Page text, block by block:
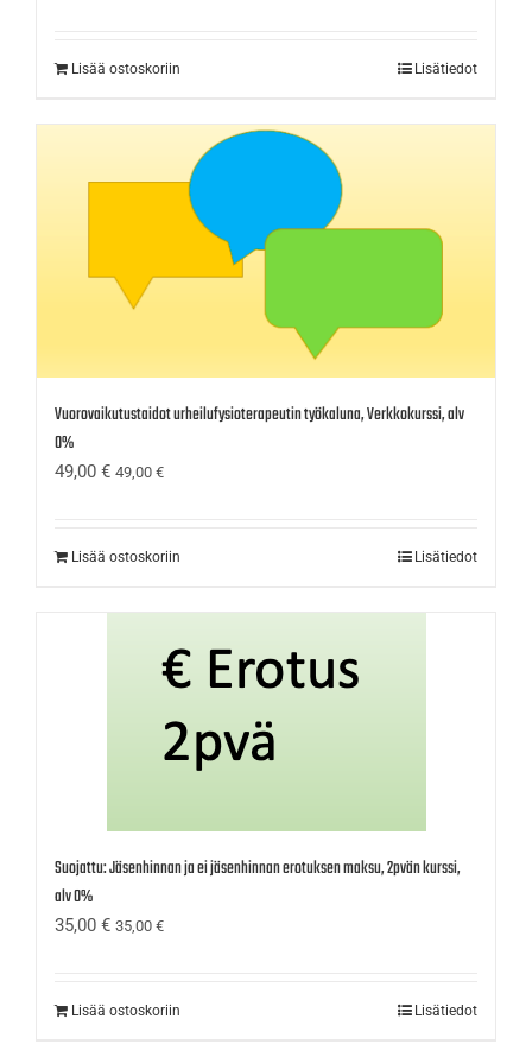
Lisää ostoskoriin Lisätiedot
Vuorovaikutustaidot urheilufysioterapeutin työkaluna, Verkkokurssi, alv
0%
49,00 € 49,00 €
Lisää ostoskoriin Lisätiedot
Suojattu: Jäsenhinnan ja ei jäsenhinnan erotuksen maksu, 2pvän kurssi,
alv 0%
35,00 € 35,00 €
Lisää ostoskoriin Lisätiedot